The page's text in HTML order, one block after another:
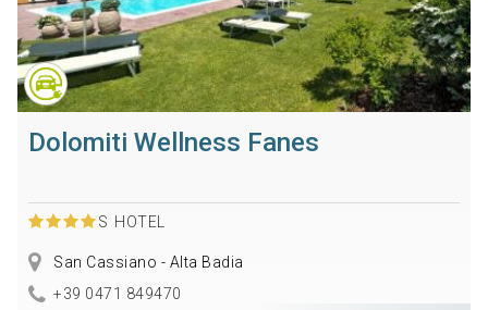
Dolomiti Wellness Fanes
S HOTEL
San Cassiano - Alta Badia
+39 0471 849470